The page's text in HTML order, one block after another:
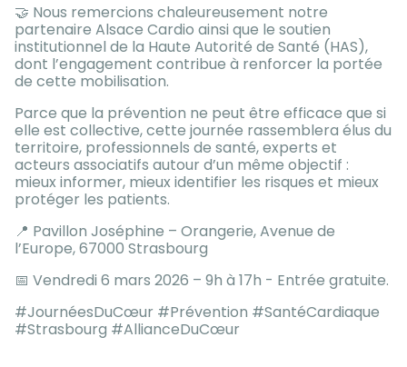
🤝 Nous remercions chaleureusement notre
partenaire Alsace Cardio ainsi que le soutien
institutionnel de la Haute Autorité de Santé (HAS),
dont l’engagement contribue à renforcer la portée
de cette mobilisation.
Parce que la prévention ne peut être efficace que si
elle est collective, cette journée rassemblera élus du
territoire, professionnels de santé, experts et
acteurs associatifs autour d’un même objectif :
mieux informer, mieux identifier les risques et mieux
protéger les patients.
📍 Pavillon Joséphine – Orangerie, Avenue de
l’Europe, 67000 Strasbourg
📅 Vendredi 6 mars 2026 – 9h à 17h - Entrée gratuite.
#JournéesDuCœur #Prévention #SantéCardiaque
#Strasbourg #AllianceDuCœur